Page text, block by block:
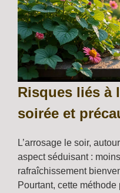
Risques liés à
soirée et
L’arrosage le soir,
aspect séduisant :
rafraîchissement
Pourtant, cette